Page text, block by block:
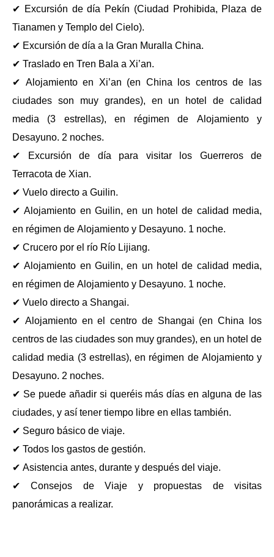
✔ Excursión de día Pekín (Ciudad Prohibida, Plaza de
Tianamen y Templo del Cielo).
✔ Excursión de día a la Gran Muralla China.
✔ Traslado en Tren Bala a Xi’an.
✔ Alojamiento en Xi’an (en China los centros de las
ciudades son muy grandes), en un hotel de calidad
media (3 estrellas), en régimen de Alojamiento y
Desayuno. 2 noches.
✔ Excursión de día para visitar los Guerreros de
Terracota de Xian.
✔ Vuelo directo a Guilin.
✔ Alojamiento en Guilin, en un hotel de calidad media,
en régimen de Alojamiento y Desayuno. 1 noche.
✔ Crucero por el río Río Lijiang.
✔ Alojamiento en Guilin, en un hotel de calidad media,
en régimen de Alojamiento y Desayuno. 1 noche.
✔ Vuelo directo a Shangai.
✔ Alojamiento en el centro de Shangai (en China los
centros de las ciudades son muy grandes), en un hotel de
calidad media (3 estrellas), en régimen de Alojamiento y
Desayuno. 2 noches.
✔ Se puede añadir si queréis más días en alguna de las
ciudades, y así tener tiempo libre en ellas también.
✔ Seguro básico de viaje.
✔ Todos los gastos de gestión.
✔ Asistencia antes, durante y después del viaje.
✔ Consejos de Viaje y propuestas de visitas
panorámicas a realizar.